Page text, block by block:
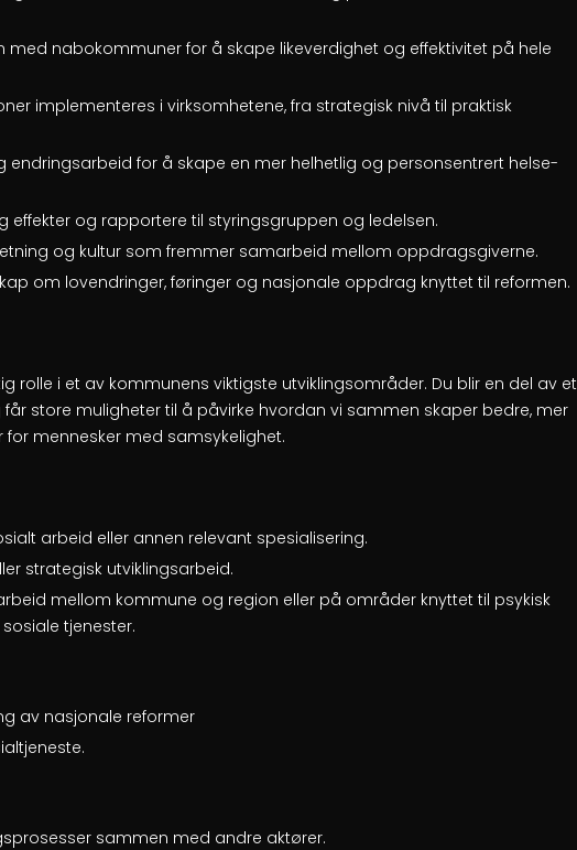
med nabokommuner for å skape likeverdighet og effektivitet på hele
implementeres i virksomhetene, fra strategisk nivå til praktisk
endringsarbeid for å skape en mer helhetlig og personsentrert helse-
effekter og rapportere til styringsgruppen og ledelsen.
og kultur som fremmer samarbeid mellom oppdragsgiverne.
om lovendringer, føringer og nasjonale oppdrag knyttet til reformen.
rolle i et av kommunens viktigste utviklingsområder. Du blir en del av et
store muligheter til å påvirke hvordan vi sammen skaper bedre, mer
mennesker med samsykelighet.
arbeid eller annen relevant spesialisering.
strategisk utviklingsarbeid.
mellom kommune og region eller på områder knyttet til psykisk
tjenester.
av nasjonale reformer
sammen med andre aktører.